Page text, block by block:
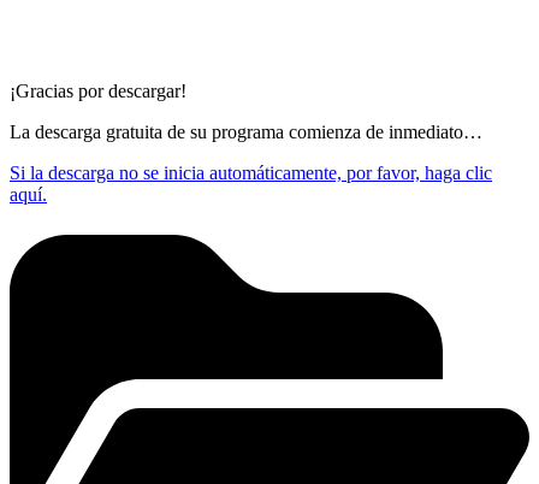
¡Gracias por descargar!
La descarga gratuita de su programa comienza de inmediato…
Si la descarga no se inicia automáticamente, por favor, haga clic
aquí.